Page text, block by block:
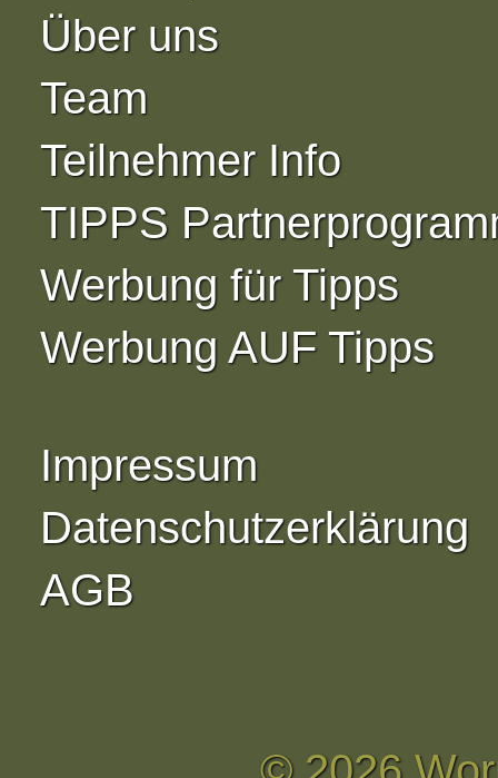
Über uns
Team
Teilnehmer Info
TIPPS
Werbung für Tipps
Werbung AUF Tipps
Impressum
Datenschutzerklärung
AGB